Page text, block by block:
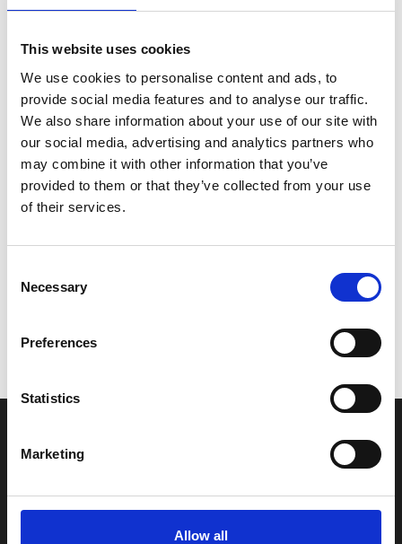
This website uses cookies
We use cookies to personalise content and ads, to
provide social media features and to analyse our traffic.
We also share information about your use of our site with
our social media, advertising and analytics partners who
may combine it with other information that you’ve
provided to them or that they’ve collected from your use
of their services.
Selection
Necessary
Preferences
Statistics
Marketing
Allow all
På lager – levering i morgen (bestil inden 14:00)
Model/varenr.: 6H1452510300
190,51 DKK
Læg i kurv
Vi oplever i øjeblikket store og hyppige prisændringer i markedet.
Derfor kan der i enkelte tilfælde være produkter, som ikke kan
INFORMATIONER
Fragt og levering